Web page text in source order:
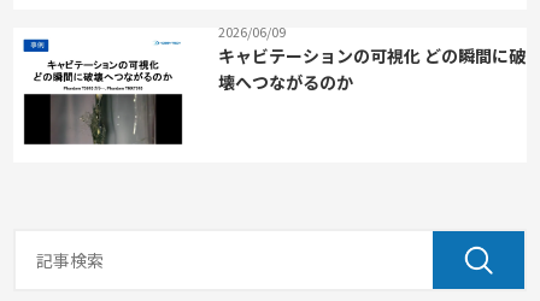
2026/06/09
キャビテーションの可視化 どの瞬間に破
壊へつながるのか